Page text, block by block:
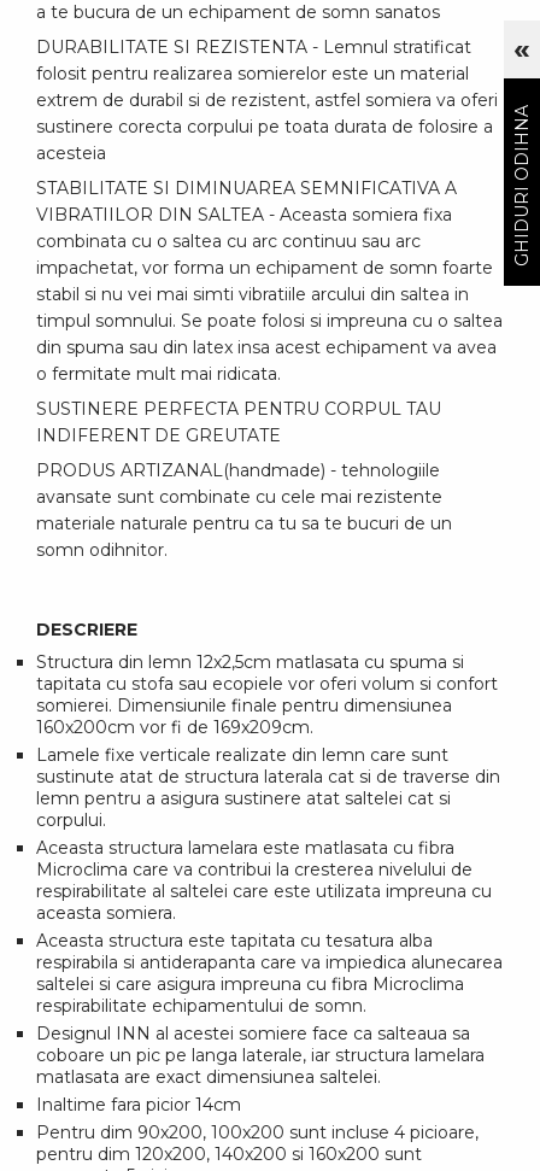
a te bucura de un echipament de somn sanatos
DURABILITATE SI REZISTENTA - Lemnul stratificat
folosit pentru realizarea somierelor este un material
extrem de durabil si de rezistent, astfel somiera va oferi
sustinere corecta corpului pe toata durata de folosire a
acesteia
STABILITATE SI DIMINUAREA SEMNIFICATIVA A
VIBRATIILOR DIN SALTEA - Aceasta somiera fixa
combinata cu o saltea cu arc continuu sau arc
impachetat, vor forma un echipament de somn foarte
stabil si nu vei mai simti vibratiile arcului din saltea in
timpul somnului. Se poate folosi si impreuna cu o saltea
din spuma sau din latex insa acest echipament va avea
o fermitate mult mai ridicata.
SUSTINERE PERFECTA PENTRU CORPUL TAU
INDIFERENT DE GREUTATE
PRODUS ARTIZANAL(handmade) - tehnologiile
avansate sunt combinate cu cele mai rezistente
materiale naturale pentru ca tu sa te bucuri de un
somn odihnitor.
DESCRIERE
Structura din lemn 12x2,5cm matlasata cu spuma si
tapitata cu stofa sau ecopiele vor oferi volum si confort
somierei. Dimensiunile finale pentru dimensiunea
160x200cm vor fi de 169x209cm.
Lamele fixe verticale realizate din lemn care sunt
sustinute atat de structura laterala cat si de traverse din
lemn pentru a asigura sustinere atat saltelei cat si
corpului.
Aceasta structura lamelara este matlasata cu fibra
Microclima care va contribui la cresterea nivelului de
respirabilitate al saltelei care este utilizata impreuna cu
aceasta somiera.
Aceasta structura este tapitata cu tesatura alba
respirabila si antiderapanta care va impiedica alunecarea
saltelei si care asigura impreuna cu fibra Microclima
respirabilitate echipamentului de somn.
Designul INN al acestei somiere face ca salteaua sa
coboare un pic pe langa laterale, iar structura lamelara
matlasata are exact dimensiunea saltelei.
Inaltime fara picior 14cm
Pentru dim 90x200, 100x200 sunt incluse 4 picioare,
pentru dim 120x200, 140x200 si 160x200 sunt
«
GHIDURI ODIHNA